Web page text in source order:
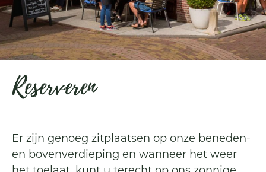
Reserveren
Er zijn genoeg zitplaatsen op onze beneden-
en bovenverdieping en wanneer het weer